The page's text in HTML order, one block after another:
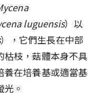
luguensis）以
），它們生長在中部
枯枝，菇體本身不具
養在培養基或適當基
。